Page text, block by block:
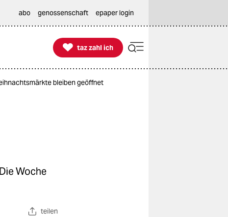
abo genossenschaft epaper login

taz zahl ich
taz zahl ich
bleiben geöffnet
Woche
teilen